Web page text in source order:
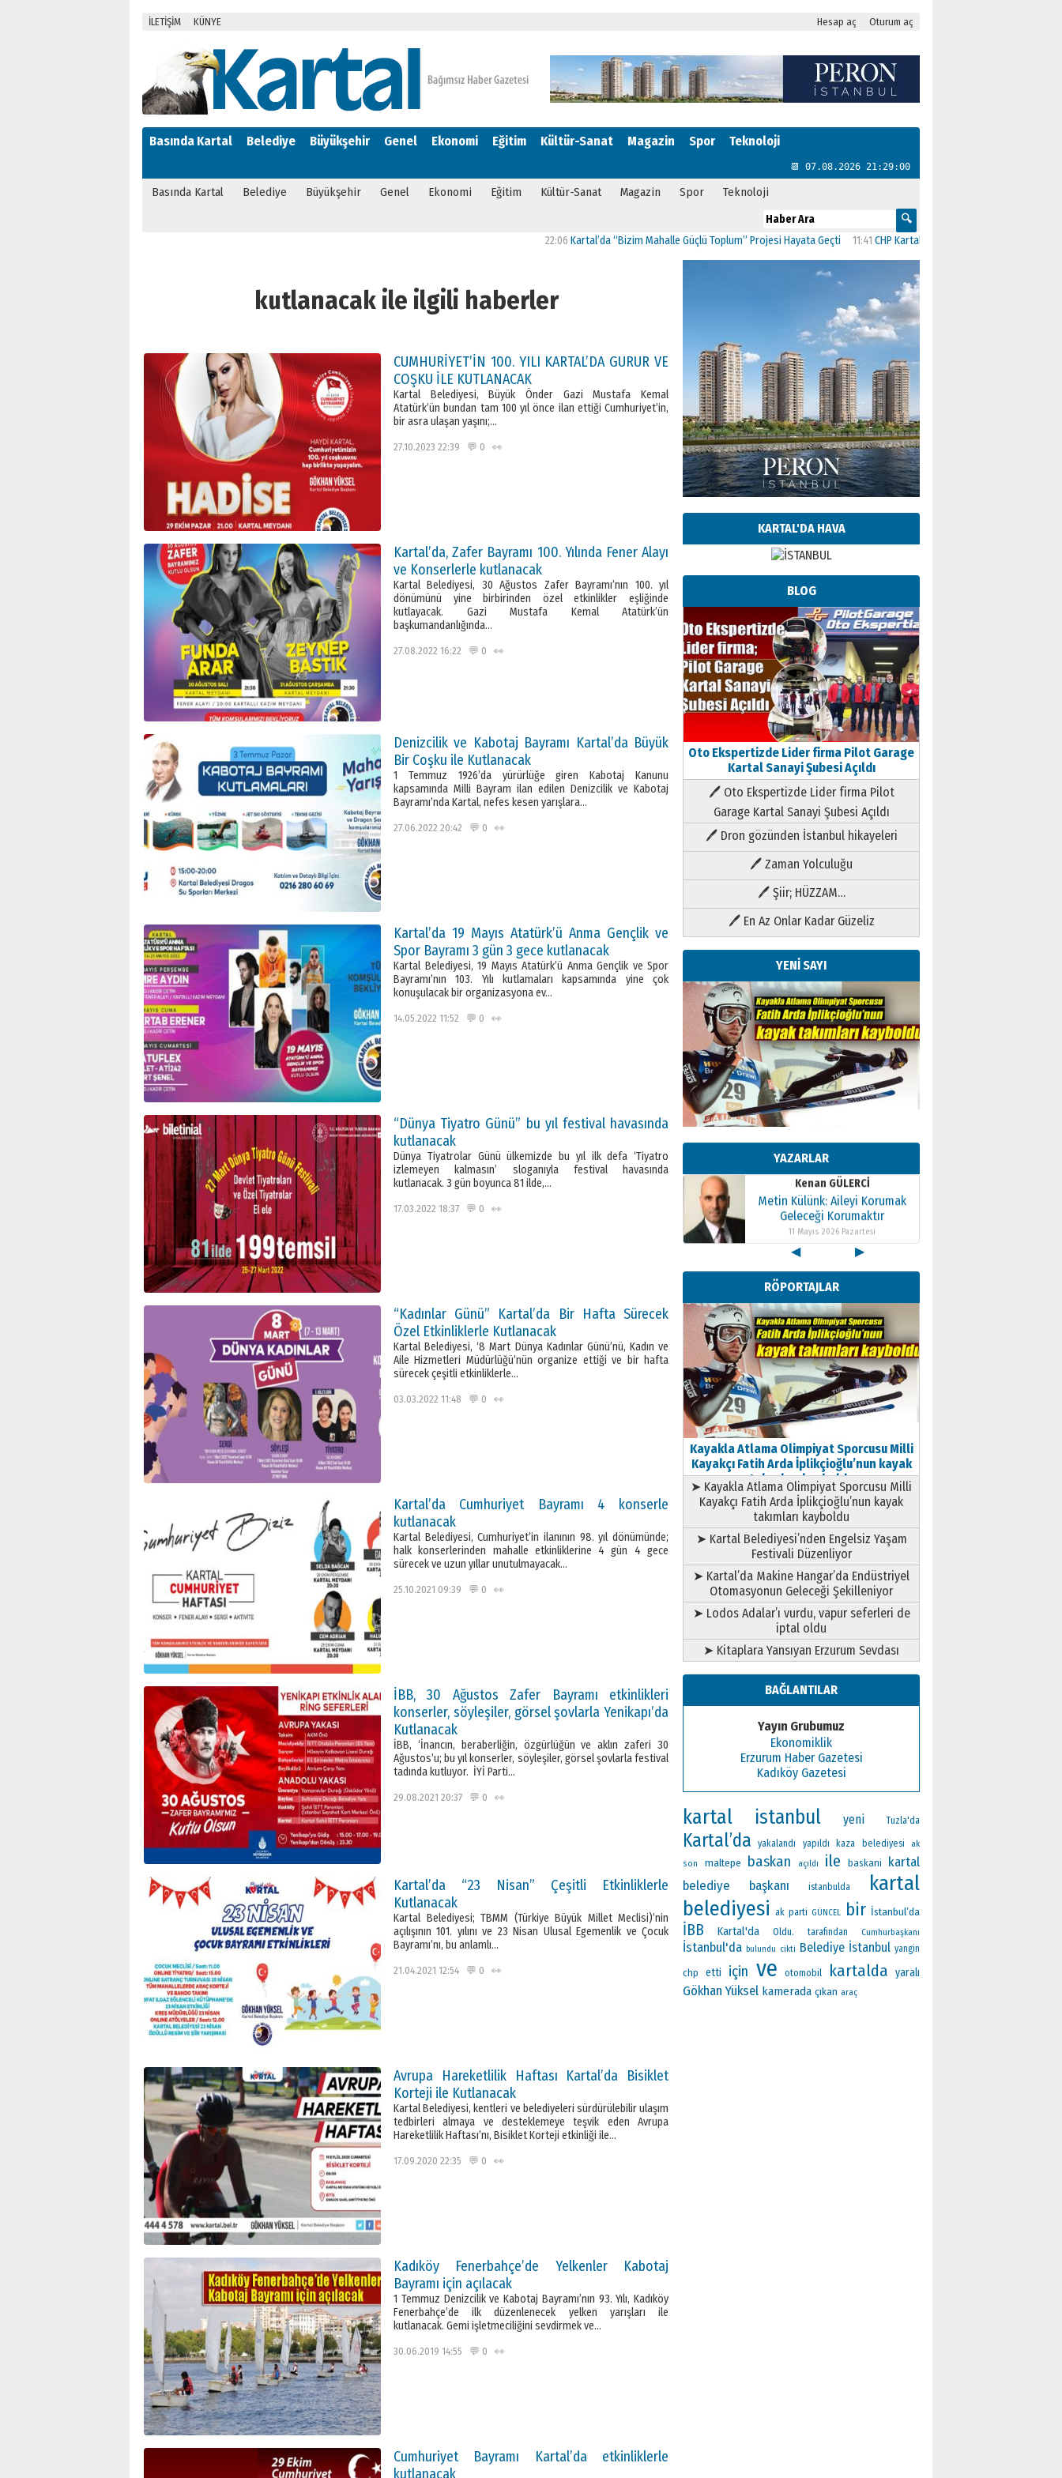
İLETİŞİM KÜNYE Hesap aç Oturum aç
Basında Kartal Belediye Büyükşehir Genel Ekonomi Eğitim Kültür-Sanat Magazin Spor Teknoloji
📆 07.08.2026 21:29:02
Basında Kartal Belediye Büyükşehir Genel Ekonomi Eğitim Kültür-Sanat Magazin Spor Teknoloji
Kartal’da “Bizim Mahalle Güçlü Toplum” Projesi Hayata Geçti 11:41CHP Kartal’da Gülşen Neşe Büklü dönemi
kutlanacak ile ilgili haberler
CUMHURİYET’İN 100. YILI KARTAL’DA GURUR VE
COŞKU İLE KUTLANACAK
Kartal Belediyesi, Büyük Önder Gazi Mustafa Kemal
Atatürk’ün bundan tam 100 yıl önce ilan ettiği Cumhuriyet’in,
bir asra ulaşan yaşını;…
27.10.2023 22:39 💬 0 👀
Kartal’da, Zafer Bayramı 100. Yılında Fener Alayı
ve Konserlerle kutlanacak
Kartal Belediyesi, 30 Ağustos Zafer Bayramı’nın 100. yıl
dönümünü yine birbirinden özel etkinlikler eşliğinde
kutlayacak. Gazi Mustafa Kemal Atatürk’ün
başkumandanlığında…
27.08.2022 16:22 💬 0 👀
Denizcilik ve Kabotaj Bayramı Kartal’da Büyük
Bir Coşku ile Kutlanacak
1 Temmuz 1926’da yürürlüğe giren Kabotaj Kanunu
kapsamında Milli Bayram ilan edilen Denizcilik ve Kabotaj
Bayramı’nda Kartal, nefes kesen yarışlara…
27.06.2022 20:42 💬 0 👀
Kartal’da 19 Mayıs Atatürk’ü Anma Gençlik ve
Spor Bayramı 3 gün 3 gece kutlanacak
Kartal Belediyesi, 19 Mayıs Atatürk’ü Anma Gençlik ve Spor
Bayramı’nın 103. Yılı kutlamaları kapsamında yine çok
konuşulacak bir organizasyona ev…
14.05.2022 11:52 💬 0 👀
“Dünya Tiyatro Günü” bu yıl festival havasında
kutlanacak
Dünya Tiyatrolar Günü ülkemizde bu yıl ilk defa ‘Tiyatro
izlemeyen kalmasın’ sloganıyla festival havasında
kutlanacak. 3 gün boyunca 81 ilde,…
17.03.2022 18:37 💬 0 👀
“Kadınlar Günü” Kartal’da Bir Hafta Sürecek
Özel Etkinliklerle Kutlanacak
Kartal Belediyesi, ‘8 Mart Dünya Kadınlar Günü’nü, Kadın ve
Aile Hizmetleri Müdürlüğü’nün organize ettiği ve bir hafta
sürecek çeşitli etkinliklerle…
03.03.2022 11:48 💬 0 👀
Kartal’da Cumhuriyet Bayramı 4 konserle
kutlanacak
Kartal Belediyesi, Cumhuriyet’in ilanının 98. yıl dönümünde;
halk konserlerinden mahalle etkinliklerine 4 gün 4 gece
sürecek ve uzun yıllar unutulmayacak…
25.10.2021 09:39 💬 0 👀
İBB, 30 Ağustos Zafer Bayramı etkinlikleri
konserler, söyleşiler, görsel şovlarla Yenikapı’da
Kutlanacak
İBB, ‘İnancın, beraberliğin, özgürlüğün ve aklın zaferi 30
Ağustos’u; bu yıl konserler, söyleşiler, görsel şovlarla festival
tadında kutluyor. İYİ Parti…
29.08.2021 20:37 💬 0 👀
Kartal’da “23 Nisan” Çeşitli Etkinliklerle
Kutlanacak
Kartal Belediyesi; TBMM (Türkiye Büyük Millet Meclisi)’nin
açılışının 101. yılını ve 23 Nisan Ulusal Egemenlik ve Çocuk
Bayramı’nı, bu anlamlı…
21.04.2021 12:54 💬 0 👀
Avrupa Hareketlilik Haftası Kartal’da Bisiklet
Korteji ile Kutlanacak
Kartal Belediyesi, kentleri ve belediyeleri sürdürülebilir ulaşım
tedbirleri almaya ve desteklemeye teşvik eden Avrupa
Hareketlilik Haftası’nı, Bisiklet Korteji etkinliği ile…
17.09.2020 22:35 💬 0 👀
Kadıköy Fenerbahçe’de Yelkenler Kabotaj
Bayramı için açılacak
1 Temmuz Denizcilik ve Kabotaj Bayramı’nın 93. Yılı, Kadıköy
Fenerbahçe’de ilk düzenlenecek yelken yarışları ile
kutlanacak. Gemi işletmeciliğini sevdirmek ve…
30.06.2019 14:55 💬 0 👀
Cumhuriyet Bayramı Kartal’da etkinliklerle
kutlanacak
KARTAL'DA HAVA
BLOG
Oto Ekspertizde Lider firma Pilot Garage
Kartal Sanayi Şubesi Açıldı
🖊 Oto Ekspertizde Lider firma Pilot
Garage Kartal Sanayi Şubesi Açıldı
🖊 Dron gözünden İstanbul hikayeleri
🖊 Zaman Yolculuğu
🖊 Şiir; HÜZZAM…
🖊 En Az Onlar Kadar Güzeliz
YENİ SAYI
YAZARLAR
Kenan GÜLERCİ
Metin Külünk: Aileyi Korumak
Geleceği Korumaktır
11 Mayıs 2026 Pazartesi
Kenan GÜLERCİ
Metin Külünk: Aileyi Korumak
Geleceği Korumaktır
11 Mayıs 2026 Pazartesi
Kenan GÜLERCİ
Metin Külünk: Aileyi Korumak
Geleceği Korumaktır
11 Mayıs 2026 Pazartesi
◀ ▶
RÖPORTAJLAR
Kayakla Atlama Olimpiyat Sporcusu Milli
Kayakçı Fatih Arda İplikçioğlu’nun kayak
takımları kayboldu
➤ Kayakla Atlama Olimpiyat Sporcusu Milli
Kayakçı Fatih Arda İplikçioğlu’nun kayak
takımları kayboldu
➤ Kartal Belediyesi’nden Engelsiz Yaşam
Festivali Düzenliyor
➤ Kartal’da Makine Hangar’da Endüstriyel
Otomasyonun Geleceği Şekilleniyor
➤ Lodos Adalar’ı vurdu, vapur seferleri de
iptal oldu
➤ Kitaplara Yansıyan Erzurum Sevdası
BAĞLANTILAR
Yayın Grubumuz
Ekonomiklik
Erzurum Haber Gazetesi
Kadıköy Gazetesi
kartal istanbul yeni Tuzla'da
Kartal’da yakalandı yapıldı kaza belediyesi ak
son maltepe baskan açıldı ile baskani
kartal
belediye başkanı
istanbulda
kartal
belediyesi ak parti GÜNCEL bir İstanbul’da
İBB Kartal'da Oldu. tarafından Cumhurbaşkanı
İstanbul'da bulundu cikti Belediye İstanbul yangin
chp etti için ve otomobil kartalda yaralı
Gökhan Yüksel kamerada çıkan araç